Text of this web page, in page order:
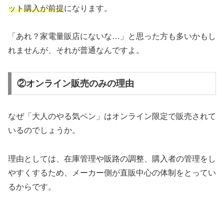
ット購入が前提になります。
「あれ？家電量販店にないな…」と思った方も多いかもし
れませんが、それが普通なんですよ。
②オンライン販売のみの理由
なぜ「大人のやる気ペン」はオンライン限定で販売されて
いるのでしょうか。
理由としては、在庫管理や販路の調整、購入者の管理をし
やすくするため、メーカー側が直販中心の体制をとってい
るからです。